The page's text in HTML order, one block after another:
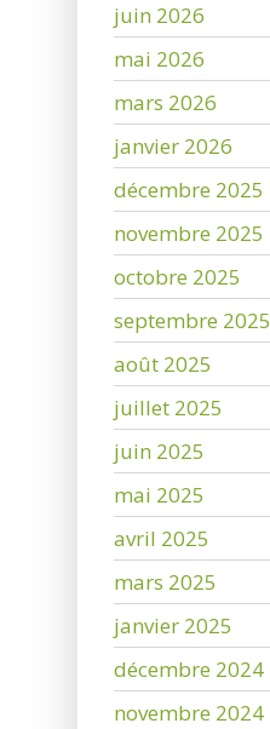
juin 2026
mai 2026
mars 2026
janvier 2026
décembre 2025
novembre 2025
octobre 2025
septembre 2025
août 2025
juillet 2025
juin 2025
mai 2025
avril 2025
mars 2025
janvier 2025
décembre 2024
novembre 2024